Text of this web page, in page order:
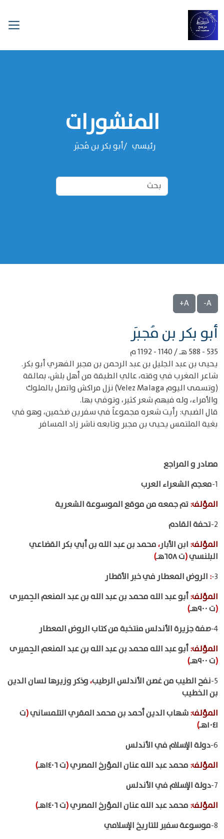
المنشورات
رئيسي ‌‌أبو بكر بن مُجبَر
A-
A+
‌‌أبو بكر بن مُجبَر
535 - 588 هـ / 1140 - 1192 م
يحيى بن عبد الجليل بن عبد الرحمن بن مجبر الفهري أبو بكر.
شاعر المغرب في وقته، عالي الطبقة من أهل بلش، بمالقة
(وتسمى اليوم Velez Malaga) نزل مراكش واتصل بالملوك
والأمراء، وله فيهم شعر كثير، وتوفي بها.
قال الضبي: رأيت شعره مجموعاً في سفرين ضخمين، وهو في
بغية الملتمس يحيى بن مجبر وتابعه ناشر زاد المسافر
مصادر و المراجع
1- معجم الشعراء العرب
المؤلف:تم جمعه من موقع الموسوعة الشعرية
2- تحفة القادم
المؤلف: ابن الأبار،محمد بن عبد الله بن أبي بكر القضاعي
البلنسي(ت ٦٥٨هـ
)
3-
: الروض المعطار في خبر الأقطار
المؤلف:أبو عبد الله محمد بن عبد الله بن عبد المنعم الحِميرى
(ت ٩٠٠هـ
)
4- صفة جزيرة الأندلس منتخبة من كتاب الروض المعطار
المؤلف:أبو عبد الله محمد بن عبد الله بن عبد المنعم الحِميرى
(ت ٩٠٠هـ
)
5- نفح الطيب من غصن الأندلس الرطيب،وذكر وزيرها لسان الدين
بن الخطيب
المؤلف:شهاب الدين أحمد بن محمد المقري التلمساني(ت
١٠٤١هـ
)
6- دولة الإسلام في الأندلس
المؤلف: محمد عبد الله عنان المؤرخ المصري(ت ١٤٠٦هـ
)
7- دولة الإسلام في الأندلس
المؤلف: محمد عبد الله عنان المؤرخ المصري(ت ١٤٠٦هـ
)
8- موسوعة سفير للتاريخ الإسلامي